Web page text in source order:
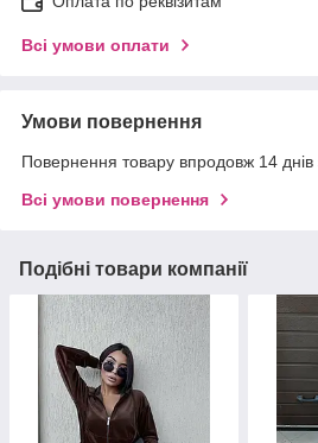
Всі умови оплати
Умови повернення
Повернення товару впродовж 14 днів
Всі умови повернення
Подібні товари компанії